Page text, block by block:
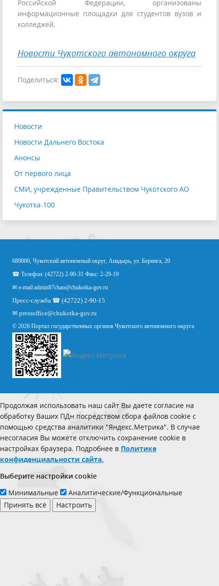
Российской Федерации, организованы
информационные площадки для студентов вузов и
колледжей.
Новости Чукотского автономного округа
Поделиться:
Новости
Новости Дальнего Востока
Анонсы
От первого лица
СМИ, учрежденные Правительством Чукотского АО
Чукотка-100
689000, Чукотский автономный округ, Анадырь, ул. Беринга, 20
☎ Телефон: (42722) 2-90-31 Факс: 2-29-19
✉ e-mail:admin87chao@chukotka-gov.ru
Пресс-служба ☎ (42722) 2-90-15
✉ pressoffice@chukotka-gov.ru
© 2026 Портал государственных органов Чукотского автономного округа
Продолжая использовать наш сайт Вы даете согласие на
обработку Ваших ПДн посредством сбора файлов cookie с
помощью средства аналитики "Яндекс.Метрика". В случае
несогласия Вы можете отключить сохранение cookie в
настройках браузера. Подробнее в Политике
конфиденциальности сайта.
Выберите настройки cookie
Минимальные
Аналитические/Функциональные
Принять всё
Настроить